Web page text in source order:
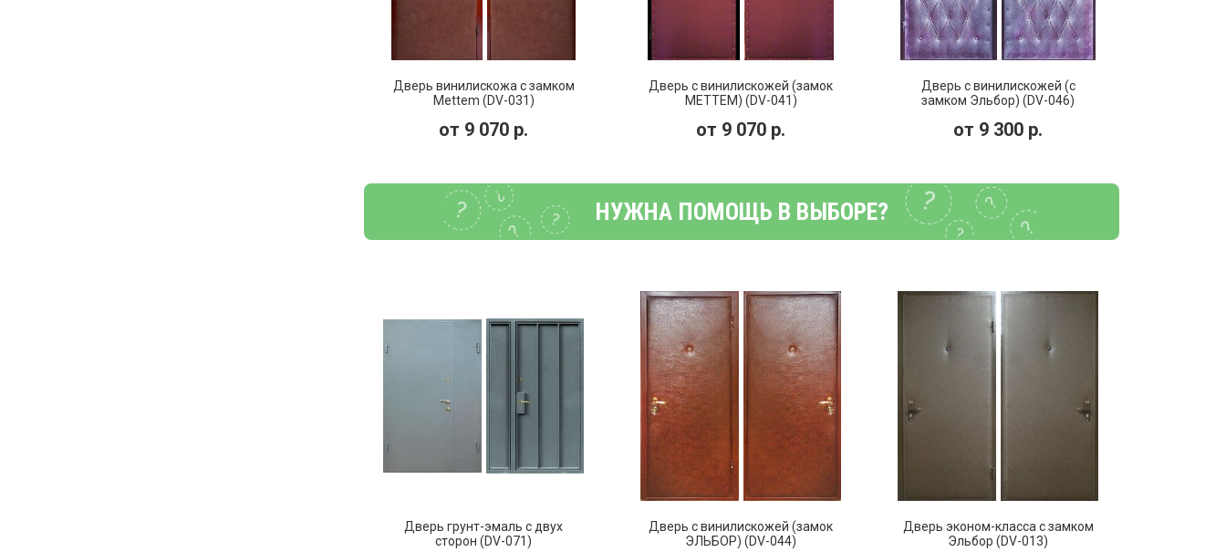
Дверь винилискожа с замком
Mettem (DV-031)
от 9 070 р.
Дверь с винилискожей (замок
МЕТТЕМ) (DV-041)
от 9 070 р.
Дверь с винилискожей (с
замком Эльбор) (DV-046)
от 9 300 р.
НУЖНА ПОМОЩЬ В ВЫБОРЕ?
Дверь грунт-эмаль с двух
сторон (DV-071)
Дверь с винилискожей (замок
ЭЛЬБОР) (DV-044)
Дверь эконом-класса с замком
Эльбор (DV-013)